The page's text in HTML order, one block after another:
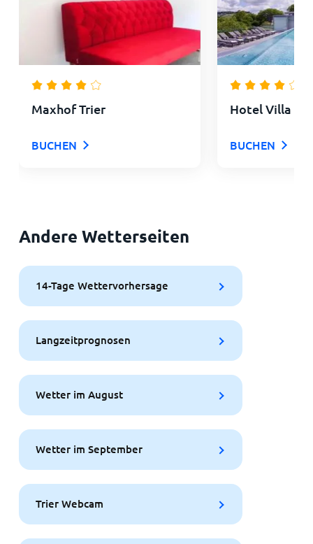
Maxhof Trier
BUCHEN
Hotel Villa
BUCHEN
Andere Wetterseiten
14-Tage Wettervorhersage
Langzeitprognosen
Wetter im August
Wetter im September
Trier Webcam